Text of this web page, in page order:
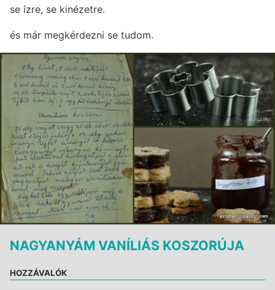
se ízre, se kinézetre.
és már megkérdezni se tudom.
NAGYANYÁM VANÍLIÁS KOSZORÚJA
HOZZÁVALÓK